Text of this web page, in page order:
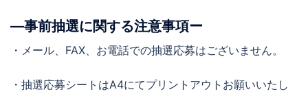
―事前抽選に関する注意事項ー
・メール、FAX、お電話での抽選応募はございません。
・抽選応募シートはA4にてプリントアウトお願いいたし